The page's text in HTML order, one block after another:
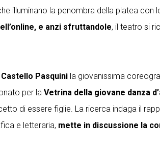
illuminano la penombra della platea con
e anzi sfruttandole, il teatro si
Pasquini la giovanissima
per la Vetrina della giovane danza
di essere figlie. La ricerca indaga il
e letteraria, mette in discussione la